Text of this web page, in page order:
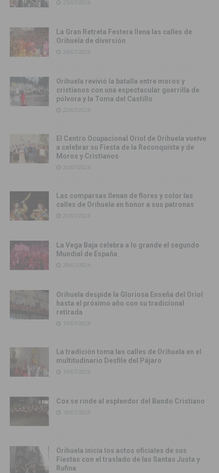
25/07/2026
La Gran Retreta Festera llena las calles de
Orihuela de diversión
24/07/2026
Orihuela revivió la batalla entre moros y
cristianos con una espectacular guerrilla de
pólvora y la Toma del Castillo
22/07/2026
El Centro Ocupacional Oriol de Orihuela vuelve
a celebrar su Fiesta de la Reconquista y de
Moros y Cristianos
20/07/2026
Las comparsas llenan de flores y color las
calles de Orihuela en honor a sus patronas
20/07/2026
La Vega Baja celebra a lo grande el segundo
Mundial de España
20/07/2026
Orihuela despide la Gloriosa Enseña del Oriol
hasta el próximo año con su tradicional
retirada
19/07/2026
La tradición toma las calles de Orihuela en el
multitudinario Desfile del Pájaro
19/07/2026
Cox se rinde al esplendor del Bando Cristiano
18/07/2026
Orihuela inicia los actos oficiales de sus
Fiestas con el traslado de las Santas Justa y
Rufina